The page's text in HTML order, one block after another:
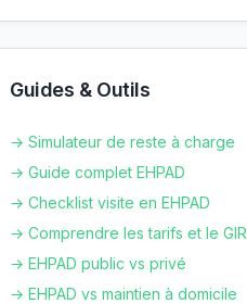
Guides & Outils
→ Simulateur de reste à charge
→ Guide complet EHPAD
→ Checklist visite en EHPAD
→ Comprendre les tarifs et le GIR
→ EHPAD public vs privé
→ EHPAD vs maintien à domicile